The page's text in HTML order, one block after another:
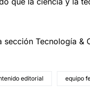
sección Tecnología &
editorial equipo